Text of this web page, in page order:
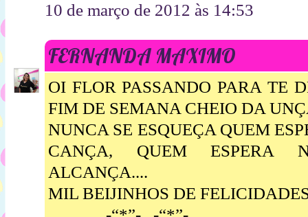
10 de março de 2012 às 14:53
FERNANDA MAXIMO
OI FLOR PASSANDO PARA TE
FIM DE SEMANA CHEIO DA
NUNCA SE ESQUEÇA QUEM
CANÇA, QUEM ESPERA
ALCANÇA....
MIL BEIJINHOS DE